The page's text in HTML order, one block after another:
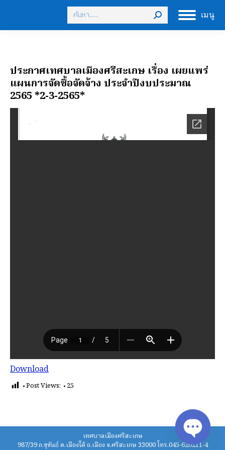
เมนู
Search:
ประกาศเทศบาลเมืองศรีสะเกษ เรื่อง เผยแพร่
แผนการจัดซื้อจัดจ้าง ประจำปีงบประมาณ
2565 *2-3-2565*
Download
Post Views: 25
เทศบาลเมืองศรีสะเกษ
987/39 ถ.ขุขันธ์ ต.เมืองใต้ อ.เมือง จ.ศรีสะเกษ 33000 โทร.045-620211-4
Open